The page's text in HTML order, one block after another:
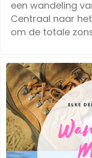
een wandeling
Centraal naar
om de totale